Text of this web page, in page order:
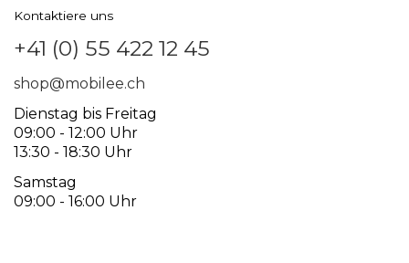
Kontaktiere uns
+41 (0) 55 422 12 45
shop@mobilee.ch
Dienstag bis Freitag
09:00 - 12:00 Uhr
13:30 - 18:30 Uhr
Samstag
09:00 - 16:00 Uhr